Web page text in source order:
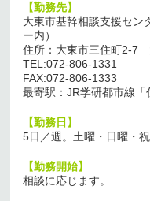
【勤務先】
大東市基幹相談支援セン
ー内）
住所：大東市三住町2-7
TEL:072-806-1331
FAX:072-806-1333
最寄駅：JR学研都市線
【勤務日】
5日／週。土曜・日曜・祝
【勤務開始】
相談に応じます。